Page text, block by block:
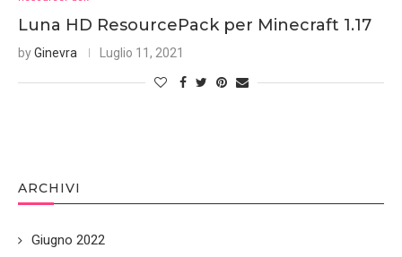
Luna HD ResourcePack per Minecraft 1.17
byGinevra Luglio 11, 2021
ARCHIVI
Giugno 2022